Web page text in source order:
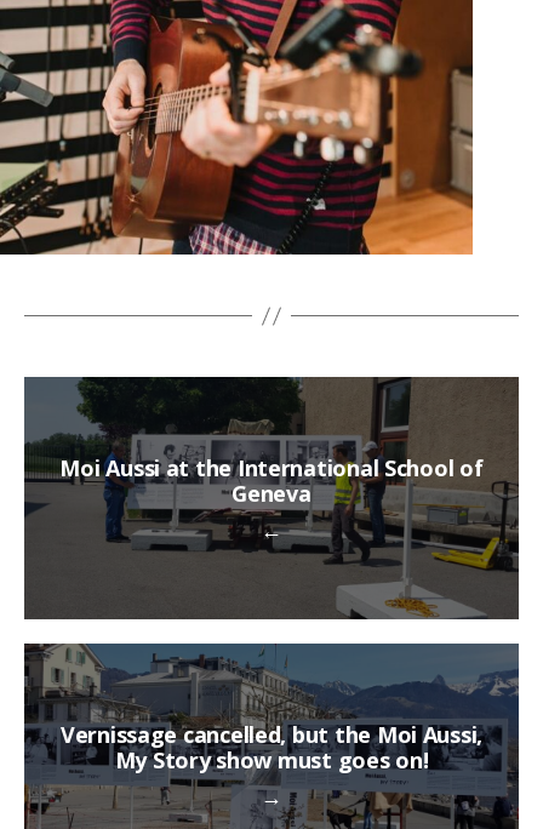
←
Moi Aussi at the International School of
Geneva
→
Vernissage cancelled, but the Moi Aussi,
My Story show must goes on!